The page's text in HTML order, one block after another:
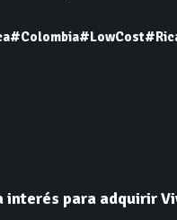
#Colombia#LowCost
interés para adquirir